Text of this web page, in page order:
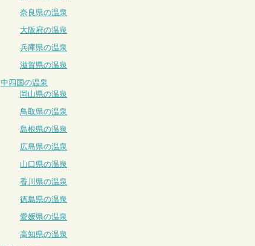
奈良県の温泉
大阪府の温泉
兵庫県の温泉
滋賀県の温泉
中四国の温泉
岡山県の温泉
鳥取県の温泉
島根県の温泉
広島県の温泉
山口県の温泉
香川県の温泉
徳島県の温泉
愛媛県の温泉
高知県の温泉